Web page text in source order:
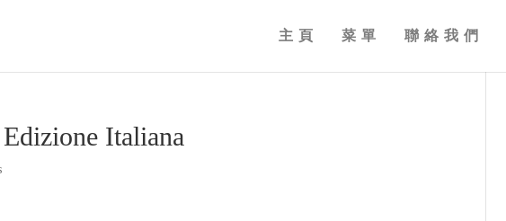
主頁 菜單 聯絡我們
Italiana